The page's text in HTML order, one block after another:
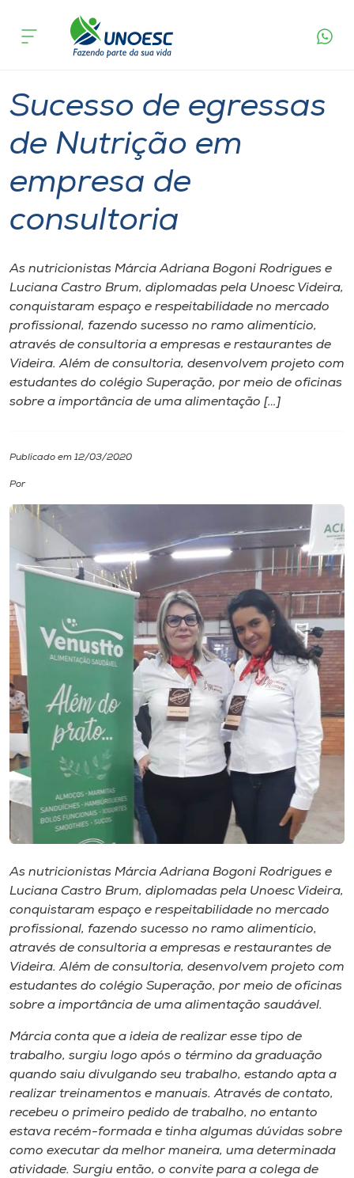
Cursos
Pesquisa
Atendimento ao Estudante
Portal de Ensino
A
Internacionalização
I.nova
Cultura
Biblioteca
Editora
Rádio
Museu
Unoesc
Store
o idioma
A+
A-
acontece
Sucesso de egressas
de Nutrição em
empresa de
consultoria
As nutricionistas Márcia Adriana Bogoni Rodrigues e
Luciana Castro Brum, diplomadas pela Unoesc Videira,
conquistaram espaço e respeitabilidade no mercado
profissional, fazendo sucesso no ramo alimentício,
através de consultoria a empresas e restaurantes de
Videira. Além de consultoria, desenvolvem projeto com
estudantes do colégio Superação, por meio de oficinas
sobre a importância de uma alimentação […]
Publicado em 12/03/2020
Por
As nutricionistas Márcia Adriana Bogoni Rodrigues e
Luciana Castro Brum, diplomadas pela Unoesc Videira,
conquistaram espaço e respeitabilidade no mercado
profissional, fazendo sucesso no ramo alimentício,
através de consultoria a empresas e restaurantes de
Videira. Além de consultoria, desenvolvem projeto com
estudantes do colégio Superação, por meio de oficinas
sobre a importância de uma alimentação saudável.
Márcia conta que a ideia de realizar esse tipo de
trabalho, surgiu logo após o término da graduação
quando saiu divulgando seu trabalho, estando apta a
realizar treinamentos e manuais. Através de contato,
recebeu o primeiro pedido de trabalho, no entanto
estava recém-formada e tinha algumas dúvidas sobre
como executar da melhor maneira, uma determinada
atividade. Surgiu então, o convite para a colega de